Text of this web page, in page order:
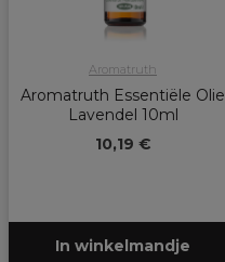
Aromatruth
Aromatruth Essentiële Olie
Lavendel 10ml
10,19 €
In winkelmandje